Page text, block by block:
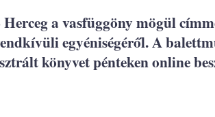
a vasfüggöny mögül
egyéniségéről. A
könyvet pénteken online